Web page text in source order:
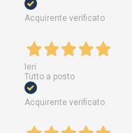
Acquirente verificato
Ieri
Tutto a posto
Acquirente verificato